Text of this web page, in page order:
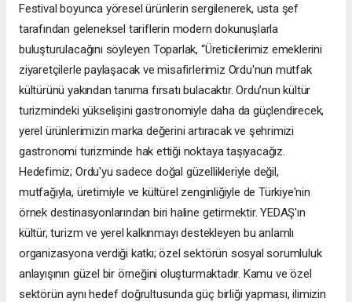
Festival boyunca yöresel ürünlerin sergilenerek, usta şef
tarafından geleneksel tariflerin modern dokunuşlarla
buluşturulacağını söyleyen Toparlak, “Üreticilerimiz emeklerini
ziyaretçilerle paylaşacak ve misafirlerimiz Ordu'nun mutfak
kültürünü yakından tanıma fırsatı bulacaktır. Ordu’nun kültür
turizmindeki yükselişini gastronomiyle daha da güçlendirecek,
yerel ürünlerimizin marka değerini artıracak ve şehrimizi
gastronomi turizminde hak ettiği noktaya taşıyacağız.
Hedefimiz; Ordu'yu sadece doğal güzellikleriyle değil,
mutfağıyla, üretimiyle ve kültürel zenginliğiyle de Türkiye'nin
örnek destinasyonlarından biri haline getirmektir. YEDAŞ'ın
kültür, turizm ve yerel kalkınmayı destekleyen bu anlamlı
organizasyona verdiği katkı; özel sektörün sosyal sorumluluk
anlayışının güzel bir örneğini oluşturmaktadır. Kamu ve özel
sektörün aynı hedef doğrultusunda güç birliği yapması, ilimizin